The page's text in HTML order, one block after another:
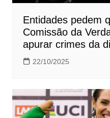
Entidades pedem
Comissão da
apurar crimes da
22/10/2025